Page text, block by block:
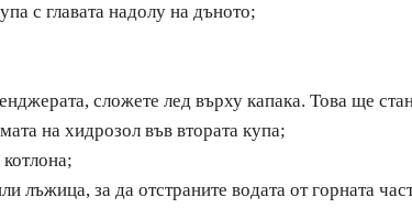
с главата надолу на дъното;
сложете лед върху капака. Това ще
на хидрозол във втората купа;
лъжица, за да отстраните водата от горната